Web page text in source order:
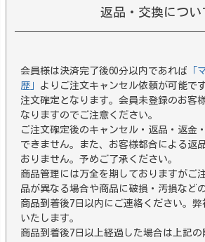
返品・交換につい
会員様は決済完了後60分以内であれば 「
歴」 よりご注文キャンセル依頼が可能で
注文確定となります。会員未登録のお客
なりますのでご注意ください。
ご注文確定後のキャンセル・返品・返金
できません。また、お客様都合による返
おりません。予めご了承ください。
商品管理には万全を期しておりますがご
品が異なる場合や商品に破損・汚損など
商品到着後7日以内にご連絡ください。
いたします。
商品到着後7日以上経過した場合は上記